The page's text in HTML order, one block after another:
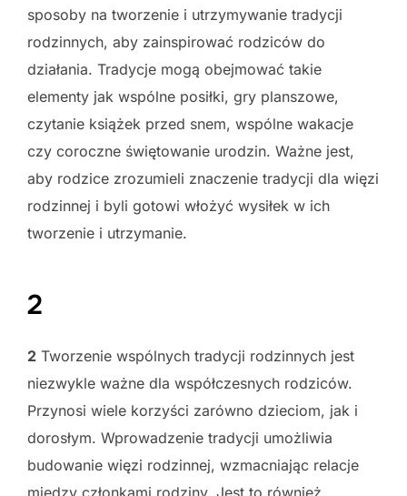
sposoby na tworzenie i utrzymywanie tradycji
rodzinnych, aby zainspirować rodziców do
działania. Tradycje mogą obejmować takie
elementy jak wspólne posiłki, gry planszowe,
czytanie książek przed snem, wspólne wakacje
czy coroczne świętowanie urodzin. Ważne jest,
aby rodzice zrozumieli znaczenie tradycji dla więzi
rodzinnej i byli gotowi włożyć wysiłek w ich
tworzenie i utrzymanie.
2
2 Tworzenie wspólnych tradycji rodzinnych jest
niezwykle ważne dla współczesnych rodziców.
Przynosi wiele korzyści zarówno dzieciom, jak i
dorosłym. Wprowadzenie tradycji umożliwia
budowanie więzi rodzinnej, wzmacniając relacje